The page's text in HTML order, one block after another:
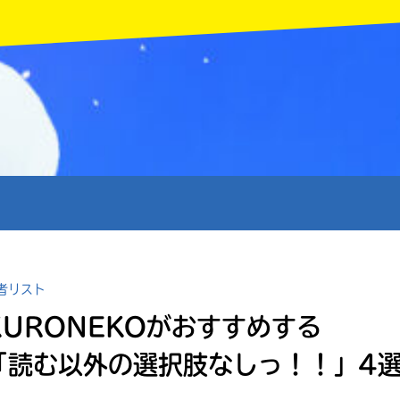
リスト
がおすすめする
読む以外の選択肢なしっ！！」4